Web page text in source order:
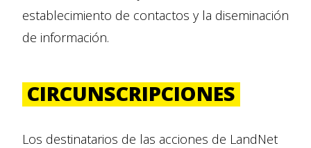
establecimiento de contactos y la diseminación
de información.
CIRCUNSCRIPCIONES
Los destinatarios de las acciones de LandNet